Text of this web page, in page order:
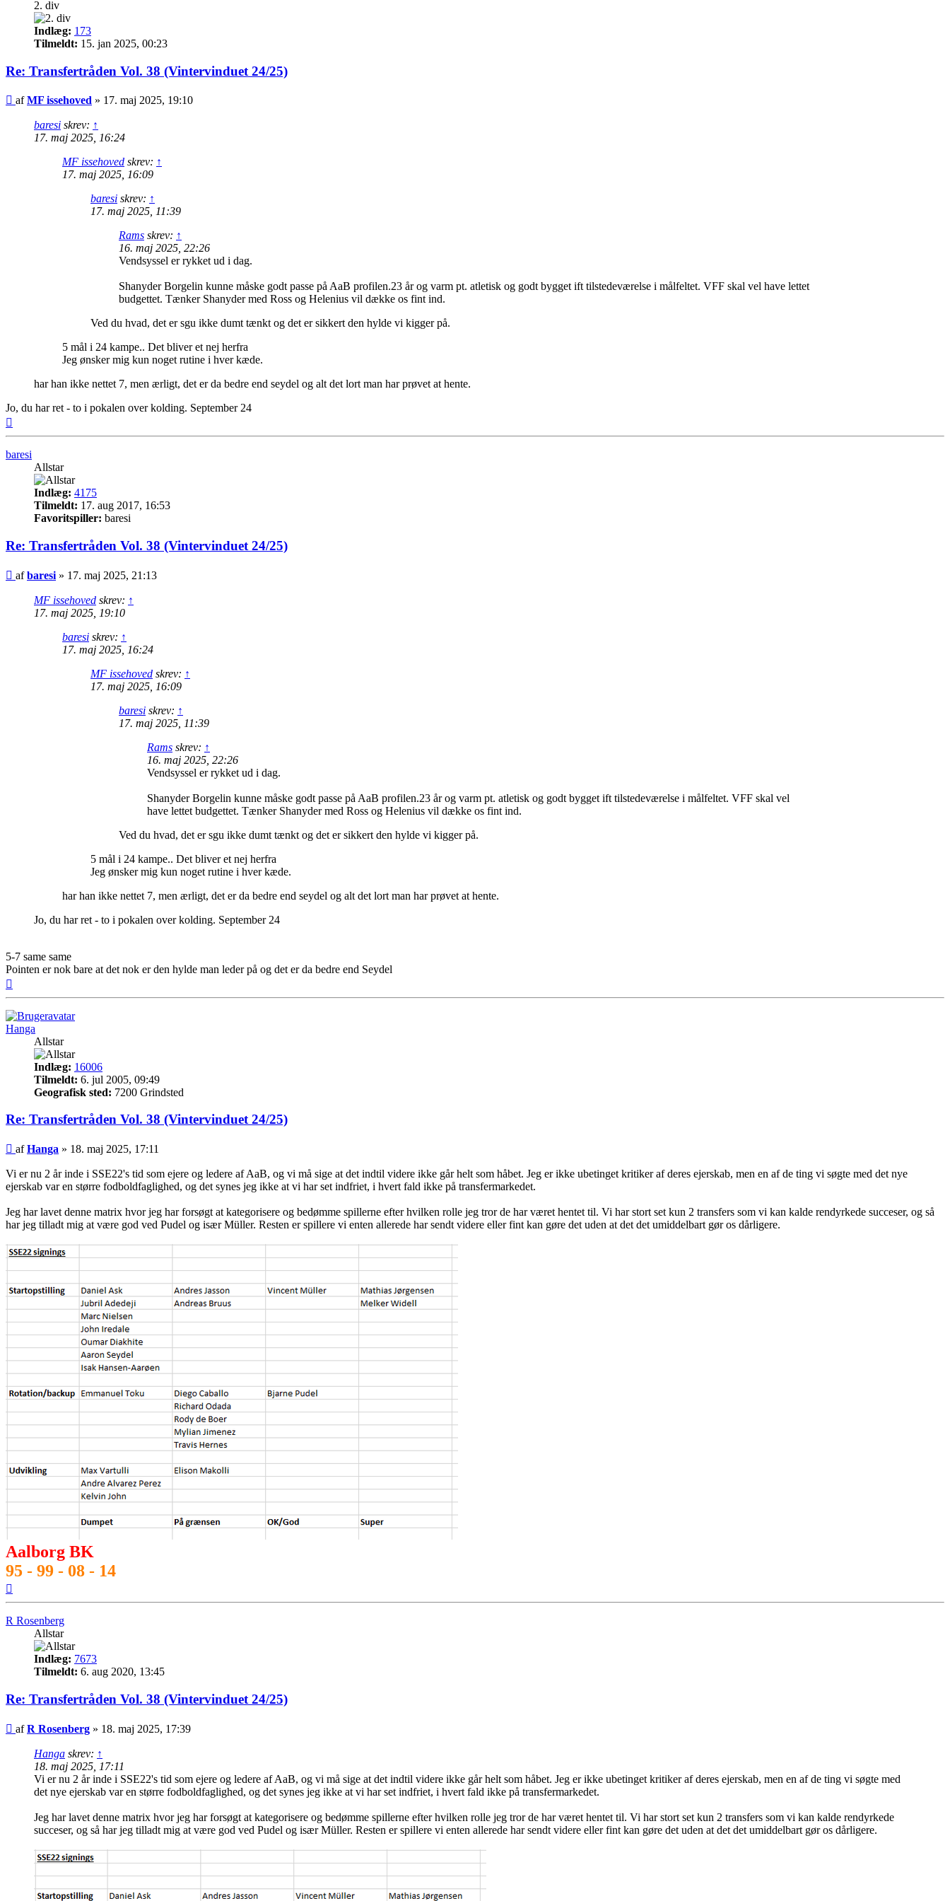
2. div
Indlæg: 173
Tilmeldt: 15. jan 2025, 00:23
Re: Transfertråden Vol. 38 (Vintervinduet 24/25)
Indlæg
afMF issehoved » 17. maj 2025, 19:10
baresi skrev: ↑
17. maj 2025, 16:24
MF issehoved skrev: ↑
17. maj 2025, 16:09
baresi skrev: ↑
17. maj 2025, 11:39
Rams skrev: ↑
16. maj 2025, 22:26
Vendsyssel er rykket ud i dag.
Shanyder Borgelin kunne måske godt passe på AaB profilen.23 år og varm pt. atletisk og godt bygget ift tilstedeværelse i målfeltet. VFF skal vel have lettet
budgettet. Tænker Shanyder med Ross og Helenius vil dække os fint ind.
Ved du hvad, det er sgu ikke dumt tænkt og det er sikkert den hylde vi kigger på.
5 mål i 24 kampe.. Det bliver et nej herfra
Jeg ønsker mig kun noget rutine i hver kæde.
har han ikke nettet 7, men ærligt, det er da bedre end seydel og alt det lort man har prøvet at hente.
Jo, du har ret - to i pokalen over kolding. September 24
baresi
Allstar
Indlæg: 4175
Tilmeldt: 17. aug 2017, 16:53
Favoritspiller: baresi
Re: Transfertråden Vol. 38 (Vintervinduet 24/25)
Indlæg
afbaresi » 17. maj 2025, 21:13
MF issehoved skrev: ↑
17. maj 2025, 19:10
baresi skrev: ↑
17. maj 2025, 16:24
MF issehoved skrev: ↑
17. maj 2025, 16:09
baresi skrev: ↑
17. maj 2025, 11:39
Rams skrev: ↑
16. maj 2025, 22:26
Vendsyssel er rykket ud i dag.
Shanyder Borgelin kunne måske godt passe på AaB profilen.23 år og varm pt. atletisk og godt bygget ift tilstedeværelse i målfeltet. VFF skal vel
have lettet budgettet. Tænker Shanyder med Ross og Helenius vil dække os fint ind.
Ved du hvad, det er sgu ikke dumt tænkt og det er sikkert den hylde vi kigger på.
5 mål i 24 kampe.. Det bliver et nej herfra
Jeg ønsker mig kun noget rutine i hver kæde.
har han ikke nettet 7, men ærligt, det er da bedre end seydel og alt det lort man har prøvet at hente.
Jo, du har ret - to i pokalen over kolding. September 24
5-7 same same
Pointen er nok bare at det nok er den hylde man leder på og det er da bedre end Seydel
Hanga
Allstar
Indlæg: 16006
Tilmeldt: 6. jul 2005, 09:49
Geografisk sted: 7200 Grindsted
Re: Transfertråden Vol. 38 (Vintervinduet 24/25)
Indlæg
afHanga » 18. maj 2025, 17:11
Vi er nu 2 år inde i SSE22's tid som ejere og ledere af AaB, og vi må sige at det indtil videre ikke går helt som håbet. Jeg er ikke ubetinget kritiker af deres ejerskab, men en af de ting vi søgte med det nye
ejerskab var en større fodboldfaglighed, og det synes jeg ikke at vi har set indfriet, i hvert fald ikke på transfermarkedet.
Jeg har lavet denne matrix hvor jeg har forsøgt at kategorisere og bedømme spillerne efter hvilken rolle jeg tror de har været hentet til. Vi har stort set kun 2 transfers som vi kan kalde rendyrkede succeser, og så
har jeg tilladt mig at være god ved Pudel og især Müller. Resten er spillere vi enten allerede har sendt videre eller fint kan gøre det uden at det det umiddelbart gør os dårligere.
Aalborg BK
95 - 99 - 08 - 14
R Rosenberg
Allstar
Indlæg: 7673
Tilmeldt: 6. aug 2020, 13:45
Re: Transfertråden Vol. 38 (Vintervinduet 24/25)
Indlæg
afR Rosenberg » 18. maj 2025, 17:39
Hanga skrev: ↑
18. maj 2025, 17:11
Vi er nu 2 år inde i SSE22's tid som ejere og ledere af AaB, og vi må sige at det indtil videre ikke går helt som håbet. Jeg er ikke ubetinget kritiker af deres ejerskab, men en af de ting vi søgte med
det nye ejerskab var en større fodboldfaglighed, og det synes jeg ikke at vi har set indfriet, i hvert fald ikke på transfermarkedet.
Jeg har lavet denne matrix hvor jeg har forsøgt at kategorisere og bedømme spillerne efter hvilken rolle jeg tror de har været hentet til. Vi har stort set kun 2 transfers som vi kan kalde rendyrkede
succeser, og så har jeg tilladt mig at være god ved Pudel og især Müller. Resten er spillere vi enten allerede har sendt videre eller fint kan gøre det uden at det det umiddelbart gør os dårligere.